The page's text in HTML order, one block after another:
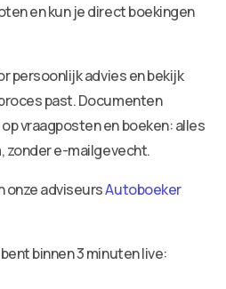
en kun je direct boekingen
persoonlijk advies en bekijk
past. Documenten
vraagposten en boeken: alles
zonder e-mailgevecht.
onze adviseursAutoboeker
binnen 3 minuten live: